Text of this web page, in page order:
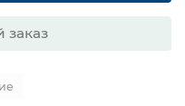
заказ